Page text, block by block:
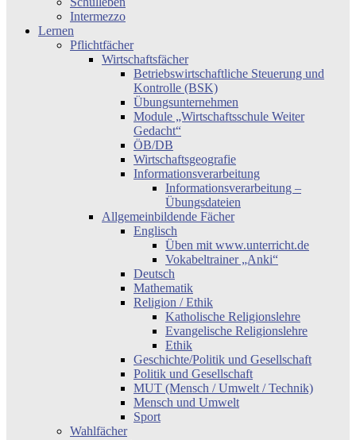
Intermezzo
Lernen
Pflichtfächer
Wirtschaftsfächer
Betriebswirtschaftliche Steuerung und
Kontrolle (BSK)
Übungsunternehmen
Module „Wirtschaftsschule Weiter
Gedacht“
ÖB/DB
Wirtschaftsgeografie
Informationsverarbeitung
Informationsverarbeitung –
Übungsdateien
Allgemeinbildende Fächer
Englisch
Üben mit www.unterricht.de
Vokabeltrainer „Anki“
Deutsch
Mathematik
Religion / Ethik
Katholische Religionslehre
Evangelische Religionslehre
Ethik
Geschichte/Politik und Gesellschaft
Politik und Gesellschaft
MUT (Mensch / Umwelt / Technik)
Mensch und Umwelt
Sport
Wahlfächer